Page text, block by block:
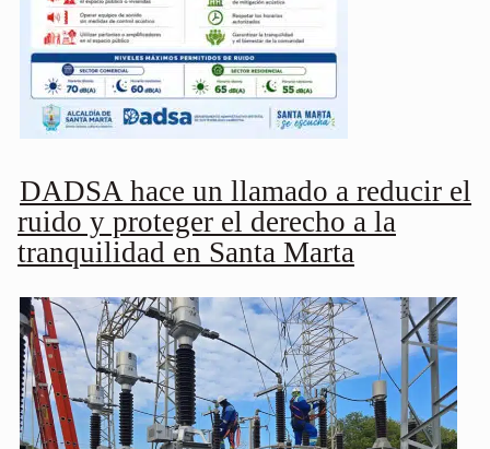
DADSA hace un llamado a reducir el
ruido y proteger el derecho a la
tranquilidad en Santa Marta